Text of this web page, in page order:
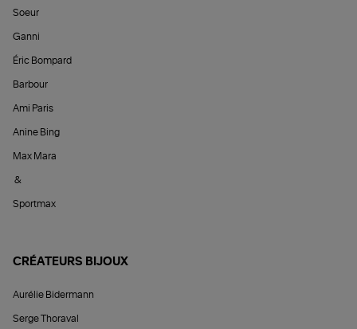
Soeur
Ganni
Éric Bompard
Barbour
Ami Paris
Anine Bing
Max Mara
&
Sportmax
CRÉATEURS BIJOUX
Aurélie Bidermann
Serge Thoraval